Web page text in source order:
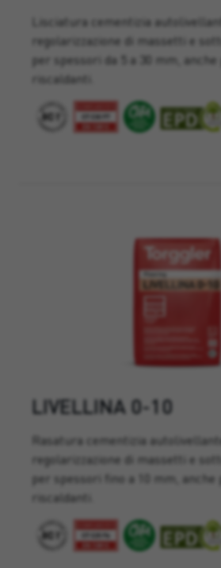
Lisciatura cementizia
regolarizzazione di massetti e
per spessori da 5 a 30 mm, anche
riscaldanti.
LIVELLINA 0-10
Rasatura cementizia
regolarizzazione di massetti e
per spessori fino a 10 mm, anche
riscaldanti.